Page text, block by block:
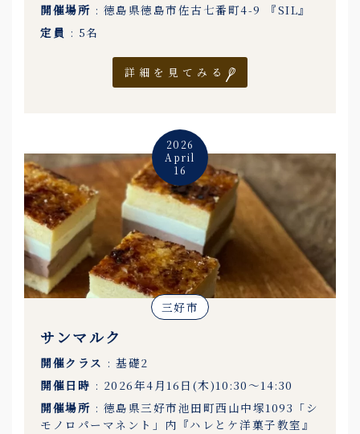
開催場所 : 徳島県徳島市佐古七番町4-9 『SIL』
定員 : 5名
詳細を見てみる
2026
April
16
三好市
サンマルク
開催クラス : 基礎2
開催日時 : 2026年4月16日(木)10:30〜14:30
開催場所 : 徳島県三好市池田町西山中塚1093「シ
モノロパーマネント」内『ハレとケ洋菓子教室』